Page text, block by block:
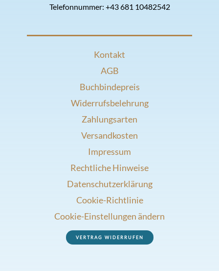
Telefonnummer: +43 681 10482542
Kontakt
AGB
Buchbindepreis
Widerrufsbelehrung
Zahlungsarten
Versandkosten
Impressum
Rechtliche Hinweise
Datenschutzerklärung
Cookie-Richtlinie
Cookie-Einstellungen ändern
VERTRAG WIDERRUFEN